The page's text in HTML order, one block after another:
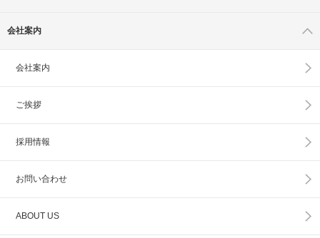
会社案内
会社案内
ご挨拶
採用情報
お問い合わせ
ABOUT US